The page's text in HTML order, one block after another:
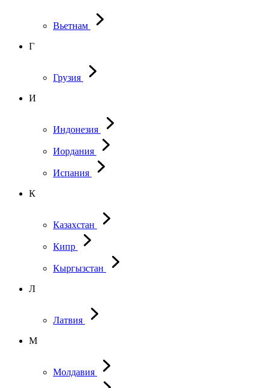
Вьетнам
Г
Грузия
И
Индонезия
Иордания
Испания
К
Казахстан
Кипр
Кыргызстан
Л
Латвия
М
Молдавия